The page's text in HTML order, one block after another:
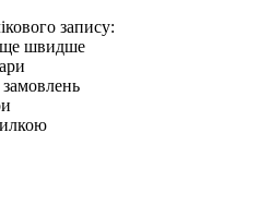
запису:
ще швидше